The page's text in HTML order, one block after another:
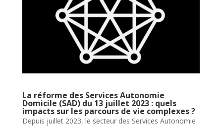
La réforme des Services Autonomie
Domicile (SAD) du 13 juillet 2023 : quels
impacts sur les parcours de vie complexes ?
Depuis juillet 2023, le secteur des Services Autonomie